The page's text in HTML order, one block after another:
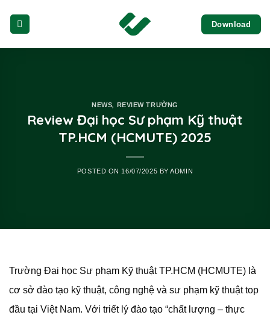
content
Download
NEWS REVIEW TRƯỜNG
Review Đại học Sư phạm Kỹ thuật
TP.HCM (HCMUTE) 2025
POSTED ON 16/07/2025 BYADMIN
Trường Đại học Sư phạm Kỹ thuật TP.HCM (HCMUTE) là
cơ sở đào tạo kỹ thuật, công nghệ và sư phạm kỹ thuật top
đầu tại Việt Nam. Với triết lý đào tạo “chất lượng – thực